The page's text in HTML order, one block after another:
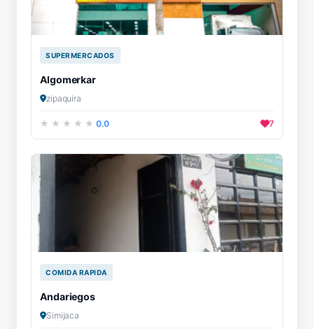
SUPERMERCADOS
Algomerkar
zipaquira
0.0 7
COMIDA RAPIDA
Andariegos
Simijaca